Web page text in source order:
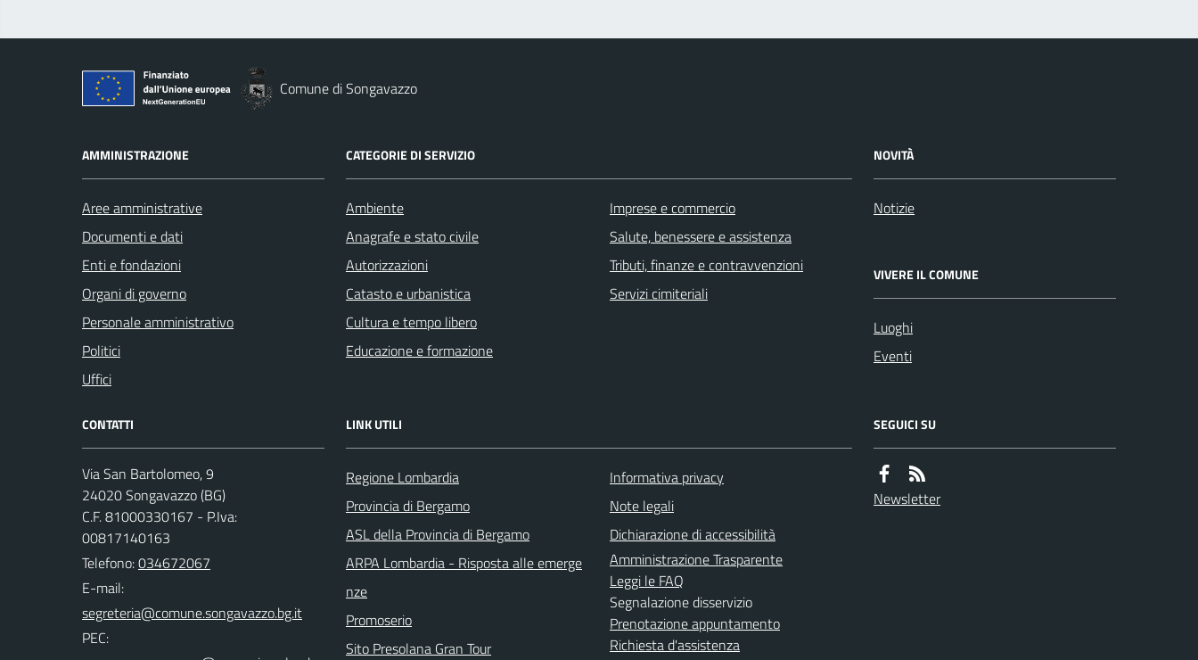
Comune di Songavazzo
AMMINISTRAZIONE
Aree amministrative
Documenti e dati
Enti e fondazioni
Organi di governo
Personale amministrativo
Politici
Uffici
CATEGORIE DI SERVIZIO
Ambiente
Anagrafe e stato civile
Autorizzazioni
Catasto e urbanistica
Cultura e tempo libero
Educazione e formazione
Imprese e commercio
Salute, benessere e assistenza
Tributi, finanze e contravvenzioni
Servizi cimiteriali
NOVITÀ
Notizie
VIVERE IL COMUNE
Luoghi
Eventi
CONTATTI
Via San Bartolomeo, 9
24020 Songavazzo (BG)
C.F. 81000330167 - P.Iva:
00817140163
Telefono:034672067
E-mail:
PEC:
LINK UTILI
Regione Lombardia
Provincia di Bergamo
ASL della Provincia di Bergamo
ARPA Lombardia - Risposta alle emerge
nze
Promoserio
Sito Presolana Gran Tour
Informativa privacy
Note legali
Dichiarazione di accessibilità
Amministrazione Trasparente
Leggi le FAQ
Segnalazione disservizio
Prenotazione appuntamento
Richiesta d'assistenza
SEGUICI SU
Newsletter